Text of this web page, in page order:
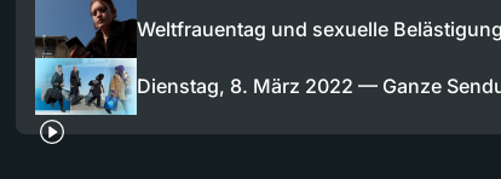
Weltfrauentag und sexuelle Belästigung
Dienstag, 8. März 2022 — Ganze